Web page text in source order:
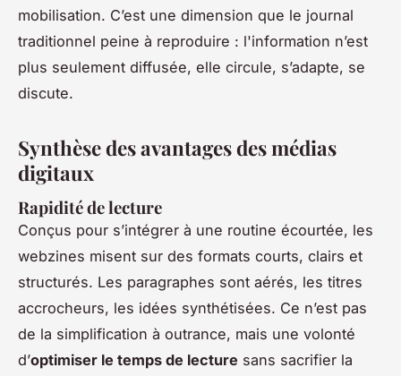
mobilisation. C’est une dimension que le journal
traditionnel peine à reproduire : l'information n’est
plus seulement diffusée, elle circule, s’adapte, se
discute.
Synthèse des avantages des médias
digitaux
Rapidité de lecture
Conçus pour s’intégrer à une routine écourtée, les
webzines misent sur des formats courts, clairs et
structurés. Les paragraphes sont aérés, les titres
accrocheurs, les idées synthétisées. Ce n’est pas
de la simplification à outrance, mais une volonté
d’optimiser le temps de lecture sans sacrifier la